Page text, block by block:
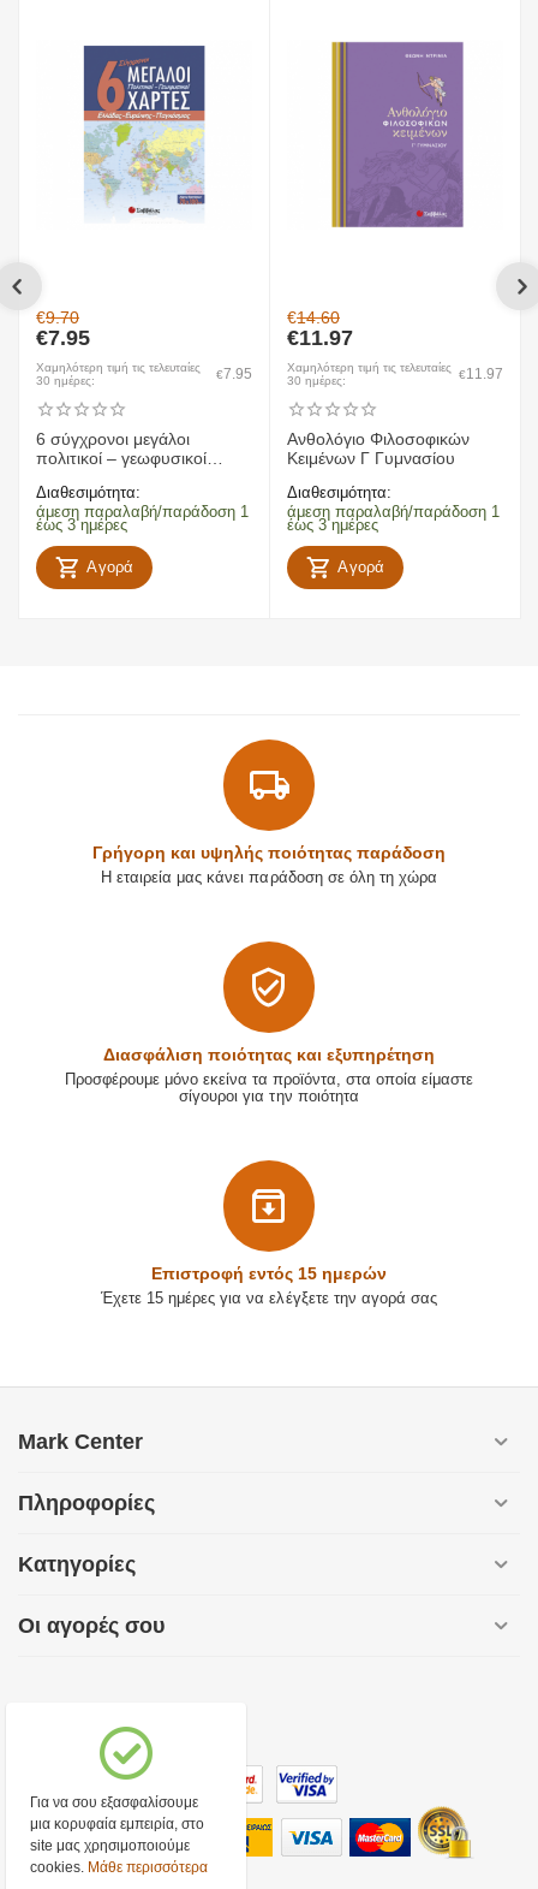
€9.70
€7.95
Χαμηλότερη τιμή τις τελευταίες
30 ημέρες:
€7.95
6 σύγχρονοι μεγάλοι
πολιτικοί – γεωφυσικοί
παγκόσμιος
Διαθεσιμότητα:
άμεση παραλαβή/παράδοση 1
έως 3 ημέρες
Αγορά
€14.60
€11.97
Χαμηλότερη τιμή τις τελευταίες
30 ημέρες:
€11.97
Ανθολόγιο Φιλοσοφικών
Κειμένων Γ Γυμνασίου
Διαθεσιμότητα:
άμεση παραλαβή/παράδοση 1
έως 3 ημέρες
Αγορά
Γρήγορη και υψηλής ποιότητας παράδοση
Η εταιρεία μας κάνει παράδοση σε όλη τη χώρα
Διασφάλιση ποιότητας και εξυπηρέτηση
Προσφέρουμε μόνο εκείνα τα προϊόντα, στα οποία είμαστε
σίγουροι για την ποιότητα
Επιστρoφή εντός 15 ημερών
Έχετε 15 ημέρες για να ελέγξετε την αγορά σας
Mark Center
Πληροφορίες
Κατηγορίες
Οι αγορές σου
Για να σου εξασφαλίσουμε
μια κορυφαία εμπειρία, στο
site μας χρησιμοποιούμε
cookies. Μάθε περισσότερα